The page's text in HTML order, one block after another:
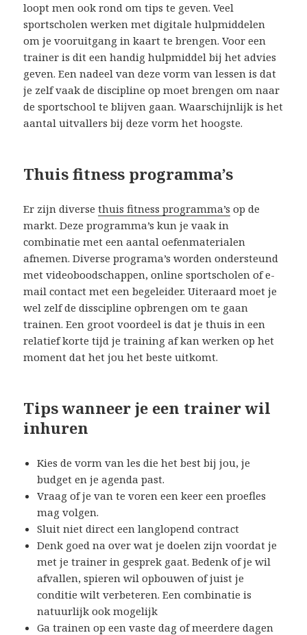
loopt men ook rond om tips te geven. Veel
sportscholen werken met digitale hulpmiddelen
om je vooruitgang in kaart te brengen. Voor een
trainer is dit een handig hulpmiddel bij het advies
geven. Een nadeel van deze vorm van lessen is dat
je zelf vaak de discipline op moet brengen om naar
de sportschool te blijven gaan. Waarschijnlijk is het
aantal uitvallers bij deze vorm het hoogste.
Thuis fitness programma’s
Er zijn diversethuis fitness programma’s op de
markt. Deze programma’s kun je vaak in
combinatie met een aantal oefenmaterialen
afnemen. Diverse programa’s worden ondersteund
met videoboodschappen, online sportscholen of e-
mail contact met een begeleider. Uiteraard moet je
wel zelf de disscipline opbrengen om te gaan
trainen. Een groot voordeel is dat je thuis in een
relatief korte tijd je training af kan werken op het
moment dat het jou het beste uitkomt.
Tips wanneer je een trainer wil
inhuren
Kies de vorm van les die het best bij jou, je
budget en je agenda past.
Vraag of je van te voren een keer een proefles
mag volgen.
Sluit niet direct een langlopend contract
Denk goed na over wat je doelen zijn voordat je
met je trainer in gesprek gaat. Bedenk of je wil
afvallen, spieren wil opbouwen of juist je
conditie wilt verbeteren. Een combinatie is
natuurlijk ook mogelijk
Ga trainen op een vaste dag of meerdere dagen